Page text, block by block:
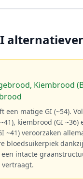
Kiembrood
een matige GI (~54).
kiembrood (GI ~36)
~41) veroorzaken
bloedsuikerpiek
intacte
vertraagt.